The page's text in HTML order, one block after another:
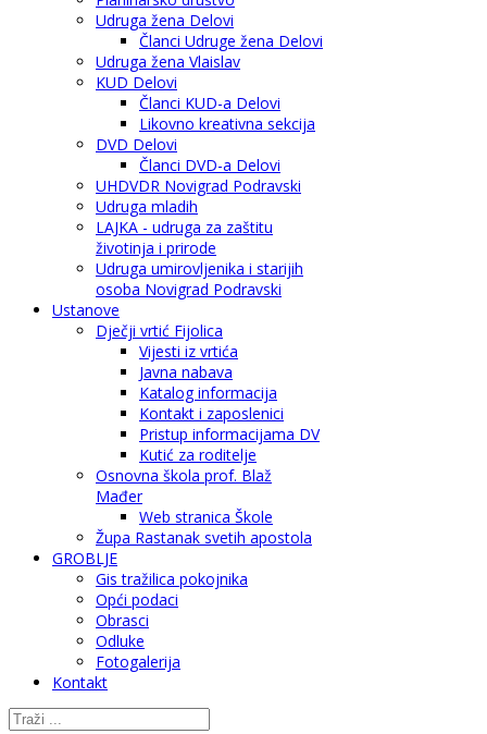
Udruga žena Delovi
Članci Udruge žena Delovi
Udruga žena Vlaislav
KUD Delovi
Članci KUD-a Delovi
Likovno kreativna sekcija
DVD Delovi
Članci DVD-a Delovi
UHDVDR Novigrad Podravski
Udruga mladih
LAJKA - udruga za zaštitu
životinja i prirode
Udruga umirovljenika i starijih
osoba Novigrad Podravski
Ustanove
Dječji vrtić Fijolica
Vijesti iz vrtića
Javna nabava
Katalog informacija
Kontakt i zaposlenici
Pristup informacijama DV
Kutić za roditelje
Osnovna škola prof. Blaž
Mađer
Web stranica Škole
Župa Rastanak svetih apostola
GROBLJE
Gis tražilica pokojnika
Opći podaci
Obrasci
Odluke
Fotogalerija
Kontakt